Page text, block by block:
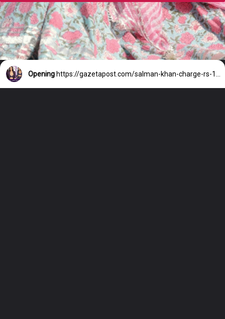
Opening https://gazetapost.com/salman-khan-charge-rs-1000-crore-for-hosting-bigg-boss-16/57822/